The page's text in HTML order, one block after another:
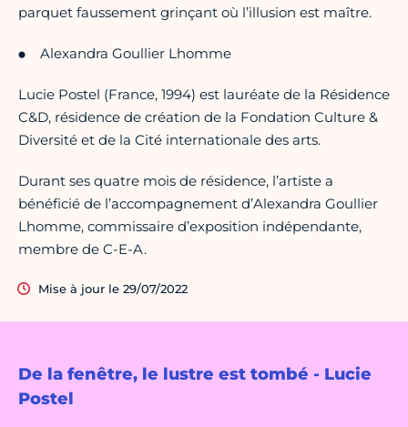
De la fenêtre, le lustre est tombé - Lucie
Postel
parquet faussement grinçant où l’illusion est maître.
Alexandra Goullier Lhomme
Lucie Postel (France, 1994) est lauréate de la Résidence
C&D, résidence de création de la Fondation Culture &
Diversité et de la Cité internationale des arts.
Durant ses quatre mois de résidence, l’artiste a
bénéficié de l’accompagnement d’Alexandra Goullier
Lhomme, commissaire d’exposition indépendante,
membre de C-E-A.
Mise à jour le 29/07/2022